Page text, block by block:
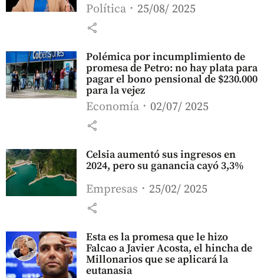
Política 25/08/ 2025
share
Polémica por incumplimiento de
promesa de Petro: no hay plata para
pagar el bono pensional de $230.000
para la vejez
Economía 02/07/ 2025
share
Celsia aumentó sus ingresos en
2024, pero su ganancia cayó 3,3%
Empresas 25/02/ 2025
share
Esta es la promesa que le hizo
Falcao a Javier Acosta, el hincha de
Millonarios que se aplicará la
eutanasia